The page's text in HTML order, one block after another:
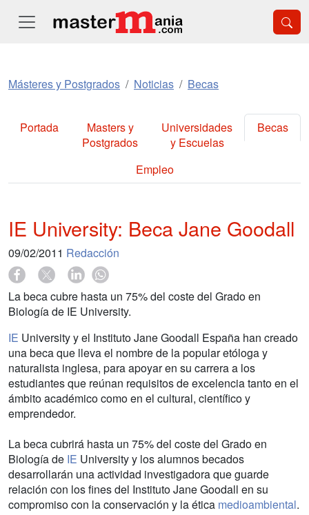
Másteres y Postgrados Noticias Becas
Portada
Masters y
Postgrados
Universidades
y Escuelas
Becas
Empleo
IE University: Beca Jane Goodall
09/02/2011 Redacción
La beca cubre hasta un 75% del coste del Grado en
Biología de IE University.
IE University y el Instituto Jane Goodall España han creado
una beca que lleva el nombre de la popular etóloga y
naturalista inglesa, para apoyar en su carrera a los
estudiantes que reúnan requisitos de excelencia tanto en el
ámbito académico como en el cultural, científico y
emprendedor.
La beca cubrirá hasta un 75% del coste del Grado en
Biología de IE University y los alumnos becados
desarrollarán una actividad investigadora que guarde
relación con los fines del Instituto Jane Goodall en su
compromiso con la conservación y la ética medioambiental.